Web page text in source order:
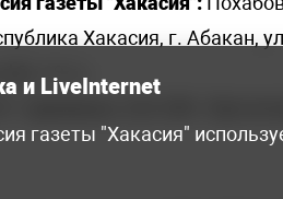
Хакасия, г. Абакан,
19.ru
и LiveInternet
газеты "Хакасия"